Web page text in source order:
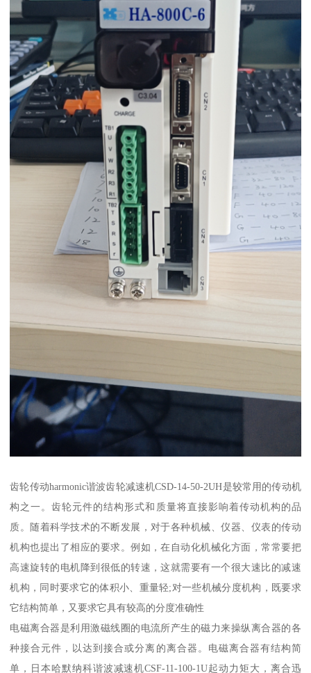
齿轮传动harmonic谐波齿轮减速机CSD-14-50-2UH是较常用的传动机
构之一。齿轮元件的结构形式和质量将直接影响着传动机构的品
质。随着科学技术的不断发展，对于各种机械、仪器、仪表的传动
机构也提出了相应的要求。例如，在自动化机械化方面，常常要把
高速旋转的电机降到很低的转速，这就需要有一个很大速比的减速
机构，同时要求它的体积小、重量轻;对一些机械分度机构，既要求
它结构简单，又要求它具有较高的分度准确性
电磁离合器是利用激磁线圈的电流所产生的磁力来操纵离合器的各
种接合元件，以达到接合或分离的离合器。电磁离合器有结构简
单，日本哈默纳科谐波减速机CSF-11-100-1U起动力矩大，离合迅